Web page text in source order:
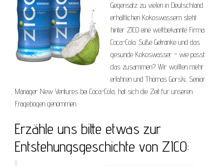
Gegensatz zu vielen in Deutschland
erhältlichen Kokoswassern steht
hinter ZICO eine weltbekannte Firma:
Coca-Cola. Süße Getränke und das
gesunde Kokoswasser – wie passt
das zusammen? Wir wollten mehr
erfahren und Thomas Gorski, Senior
Manager New Ventures bei Coca-Cola, hat sich die Zeit für unseren
Fragebogen genommen.
Erzähle uns bitte etwas zur
Entstehungsgeschichte von ZICO: